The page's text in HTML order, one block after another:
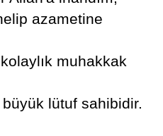
azametine
muhakkak
lütuf sahibidir.